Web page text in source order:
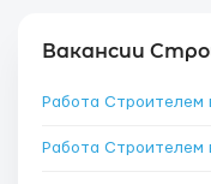
Вакансии
Работа Строителем
Работа Строителем